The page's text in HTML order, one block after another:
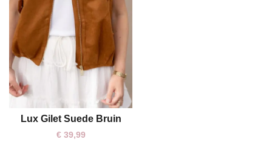
M L
Lux Gilet Suede Bruin
€39,99